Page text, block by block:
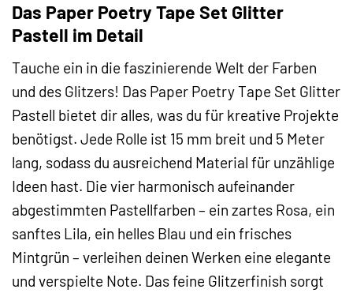
Das Paper Poetry Tape Set Glitter
Pastell im Detail
Tauche ein in die faszinierende Welt der Farben
und des Glitzers! Das Paper Poetry Tape Set Glitter
Pastell bietet dir alles, was du für kreative Projekte
benötigst. Jede Rolle ist 15 mm breit und 5 Meter
lang, sodass du ausreichend Material für unzählige
Ideen hast. Die vier harmonisch aufeinander
abgestimmten Pastellfarben – ein zartes Rosa, ein
sanftes Lila, ein helles Blau und ein frisches
Mintgrün – verleihen deinen Werken eine elegante
und verspielte Note. Das feine Glitzerfinish sorgt